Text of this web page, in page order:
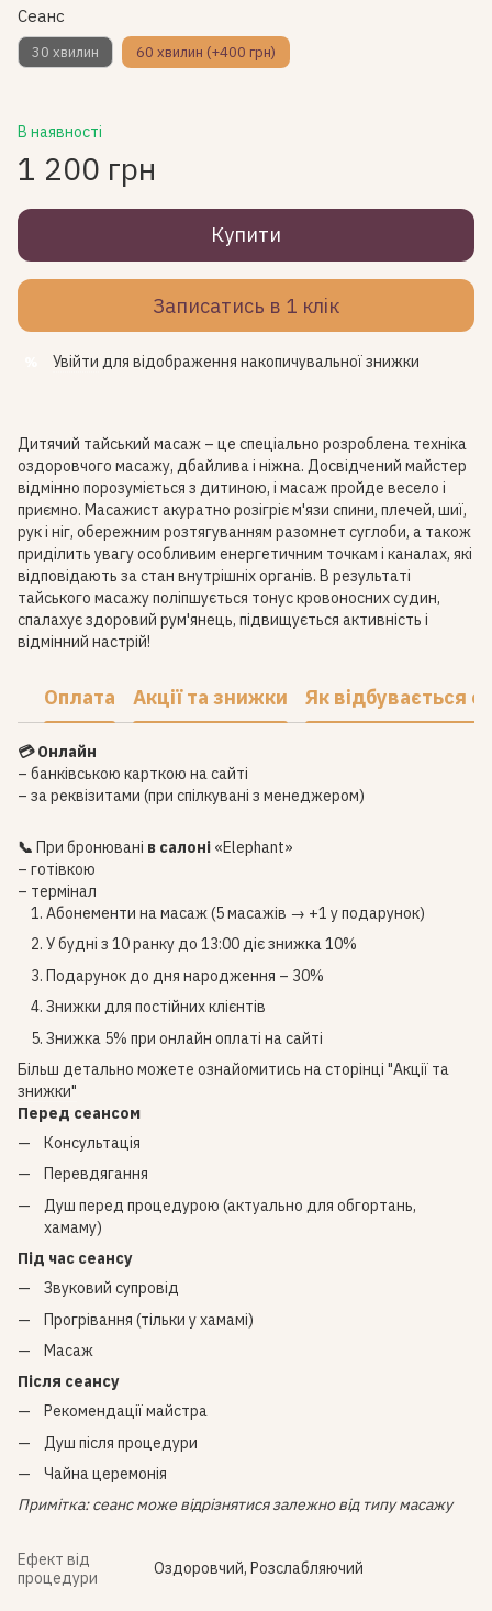
Сеанс
30 хвилин 60 хвилин (+400 грн)
В наявності
1 200 грн
Купити
Записатись в 1 клік
Увійти для відображення накопичувальної знижки
Дитячий тайський масаж – це спеціально розроблена техніка
оздоровчого масажу, дбайлива і ніжна. Досвідчений майстер
відмінно порозуміється з дитиною, і масаж пройде весело і
приємно. Масажист акуратно розігріє м'язи спини, плечей, шиї,
рук і ніг, обережним розтягуванням разомнет суглоби, а також
приділить увагу особливим енергетичним точкам і каналах, які
відповідають за стан внутрішніх органів. В результаті
тайського масажу поліпшується тонус кровоносних судин,
спалахує здоровий рум'янець, підвищується активність і
відмінний настрій!
Оплата Акції та знижки Як відбувається
💳 Онлайн
– банківською карткою на сайті
– за реквізитами (при спілкувані з менеджером)
📞 При бронювані в салоні «Elephant»
– готівкою
– термінал
Абонементи на масаж (5 масажів → +1 у подарунок)
У будні з 10 ранку до 13:00 діє знижка 10%
Подарунок до дня народження – 30%
Знижки для постійних клієнтів
Знижка 5% при онлайн оплаті на сайті
Більш детально можете ознайомитись на сторінці "Акції та
знижки"
Перед сеансом
Консультація
Перевдягання
Душ перед процедурою (актуально для обгортань,
хамаму)
Під час сеансу
Звуковий супровід
Прогрівання (тільки у хамамі)
Масаж
Після сеансу
Рекомендації майстра
Душ після процедури
Чайна церемонія
Примітка: сеанс може відрізнятися залежно від типу масажу
Ефект від
процедури
Оздоровчий, Розслабляючий